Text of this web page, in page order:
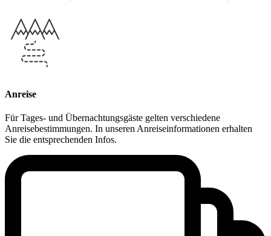
Anreise
Für Tages- und Übernachtungsgäste gelten verschiedene
Anreisebestimmungen. In unseren Anreiseinformationen erhalten
Sie die entsprechenden Infos.